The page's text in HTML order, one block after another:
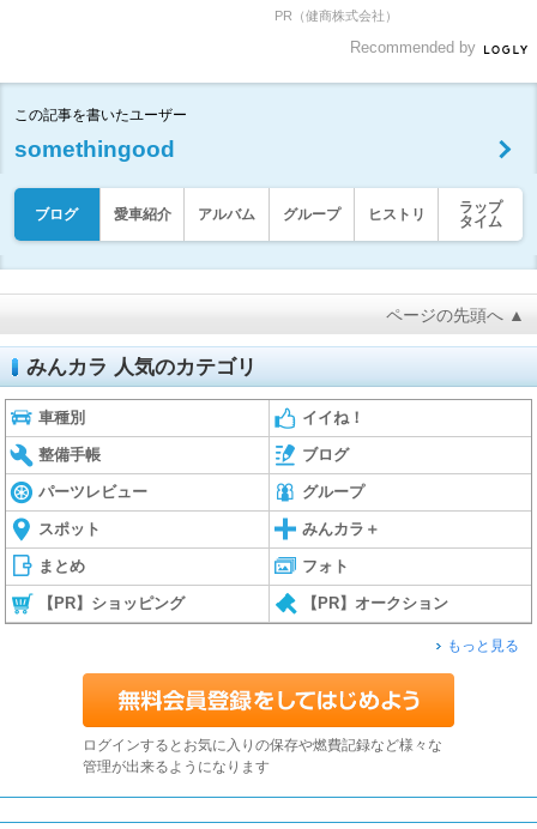
PR（健商株式会社）
Recommended by
この記事を書いたユーザー
somethingood
ブログ 愛車紹介 アルバム グループ ヒストリ
ラップ
タイム
ページの先頭へ ▲
みんカラ 人気のカテゴリ
車種別 イイね！
整備手帳 ブログ
パーツレビュー グループ
スポット みんカラ＋
まとめ フォト
【PR】ショッピング 【PR】オークション
もっと見る
ログインするとお気に入りの保存や燃費記録など様々な
管理が出来るようになります